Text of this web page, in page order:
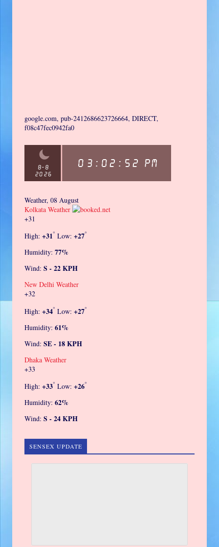
google.com, pub-2412686623726664, DIRECT,
f08c47fec0942fa0
Weather, 08 August
Kolkata Weather
+31
High: +31° Low: +27°
Humidity: 77%
Wind: S - 22 KPH
New Delhi Weather
+32
High: +34° Low: +27°
Humidity: 61%
Wind: SE - 18 KPH
Dhaka Weather
+33
High: +33° Low: +26°
Humidity: 62%
Wind: S - 24 KPH
SENSEX UPDATE